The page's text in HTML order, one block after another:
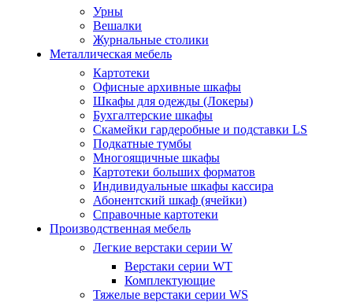
Урны
Вешалки
Журнальные столики
Металлическая мебель
Картотеки
Офисные архивные шкафы
Шкафы для одежды (Локеры)
Бухгалтерские шкафы
Скамейки гардеробные и подставки LS
Подкатные тумбы
Многоящичные шкафы
Картотеки больших форматов
Индивидуальные шкафы кассира
Абонентский шкаф (ячейки)
Справочные картотеки
Производственная мебель
Легкие верстаки серии W
Верстаки серии WT
Комплектующие
Тяжелые верстаки серии WS